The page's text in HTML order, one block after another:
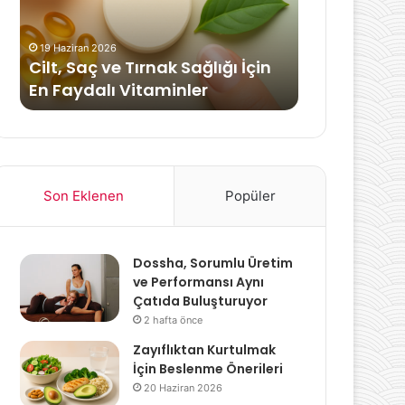
En
Faydalı
Vitaminler
19 Haziran 2026
Cilt, Saç ve Tırnak Sağlığı İçin
En Faydalı Vitaminler
Ev
Son Eklenen Popüler
Dossha, Sorumlu Üretim
ve Performansı Aynı
Çatıda Buluşturuyor
2 hafta önce
Zayıflıktan Kurtulmak
İçin Beslenme Önerileri
20 Haziran 2026